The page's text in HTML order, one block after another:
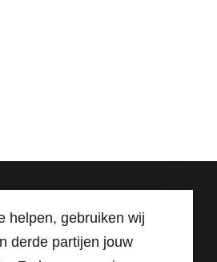
helpen, gebruiken wij
derde partijen jouw
is een project van